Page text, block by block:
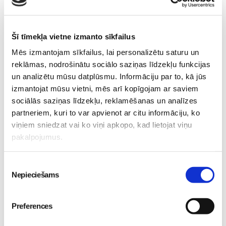
Šī tīmekļa vietne izmanto sīkfailus
Mēs izmantojam sīkfailus, lai personalizētu saturu un
reklāmas, nodrošinātu sociālo saziņas līdzekļu funkcijas
un analizētu mūsu datplūsmu. Informāciju par to, kā jūs
izmantojat mūsu vietni, mēs arī kopīgojam ar saviem
sociālās saziņas līdzekļu, reklamēšanas un analīzes
partneriem, kuri to var apvienot ar citu informāciju, ko
viņiem sniedzat vai ko viņi apkopo, kad lietojat viņu
pakalpojumus.
izvēle
Nepieciešams
Preferences
Sākam jauno Māmiņu
Brokastu sezonu 9.
septembrī!
Sievietēm
03. Aug 16:09